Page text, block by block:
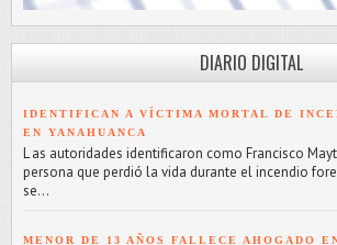
DIARIO DIGITAL
IDENTIFICAN A VÍCTIMA MORTAL DE
EN YANAHUANCA
L as autoridades identificaron como Francisco
persona que perdió la vida durante el incendio
se...
MENOR DE 13 AÑOS FALLECE AHOGADO